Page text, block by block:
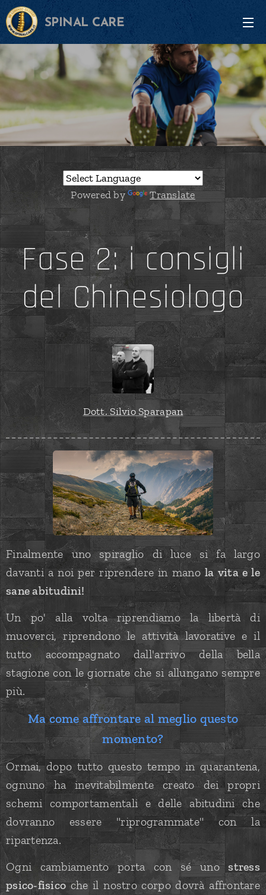
SPINAL CARE
Powered by Translate
Fase 2: i consigli
del Chinesiologo
Dott. Silvio Sparapan
Finalmente uno spiraglio di luce si fa largo
davanti a noi per riprendere in manola vita e le
sane abitudini!
Un po' alla volta riprendiamo la libertà di
muoverci, riprendono le attività lavorative e il
tutto accompagnato dall'arrivo della bella
stagione con le giornate che si allungano sempre
più.
Ma come affrontare al meglio questo
momento?
Ormai, dopo tutto questo tempo in quarantena,
ognuno ha inevitabilmente creato dei propri
schemi comportamentali e delle abitudini che
dovranno essere "riprogrammate" con la
ripartenza.
Ogni cambiamento porta con sé unostress
psico-fisicoche il nostro corpo dovrà affrontare